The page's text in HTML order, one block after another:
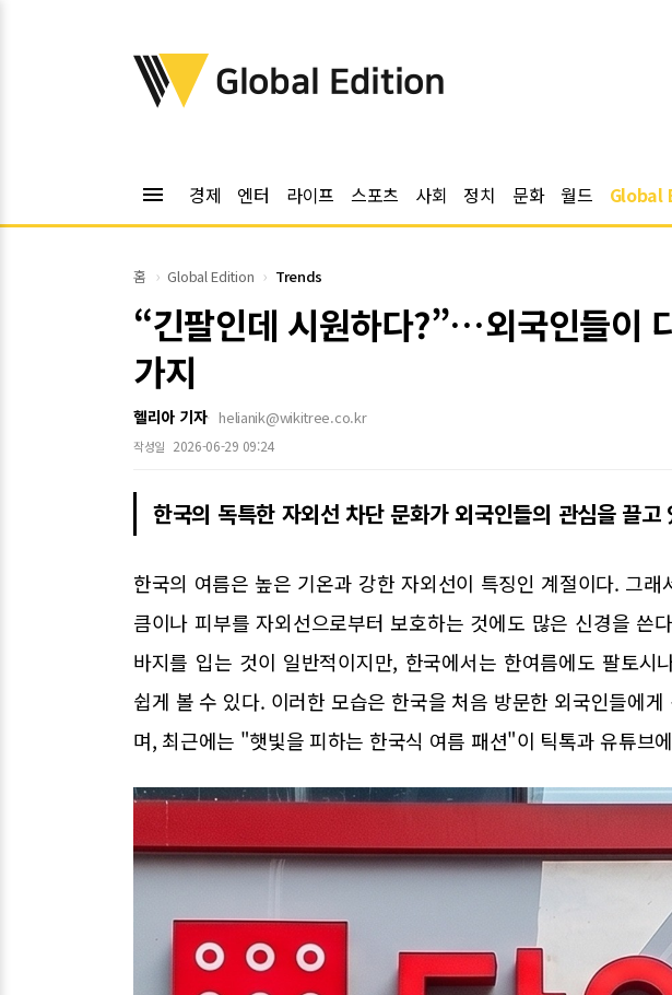
위키트리
Global Edition
menu 경제 엔터 라이프 스포츠 사회 정치 문화 월드 Global
홈 Global Edition Trends
“긴팔인데 시원하다?”…외국인들이
가지
헬리아 기자 helianik@wikitree.co.kr
작성일 2026-06-29 09:24
한국의 독특한 자외선 차단 문화가 외국인들의 관심을 끌고
한국의 여름은 높은 기온과 강한 자외선이 특징인 계절이다. 그
큼이나 피부를 자외선으로부터 보호하는 것에도 많은 신경을 쓴
바지를 입는 것이 일반적이지만, 한국에서는 한여름에도 팔토시
쉽게 볼 수 있다. 이러한 모습은 한국을 처음 방문한 외국인들에
며, 최근에는 "햇빛을 피하는 한국식 여름 패션"이 틱톡과 유튜브